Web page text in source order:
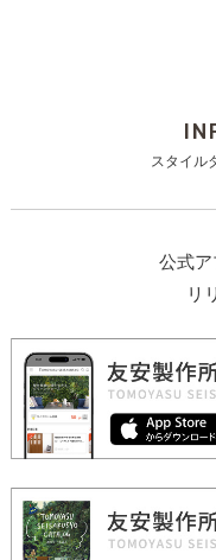
スタイル
公式
リ